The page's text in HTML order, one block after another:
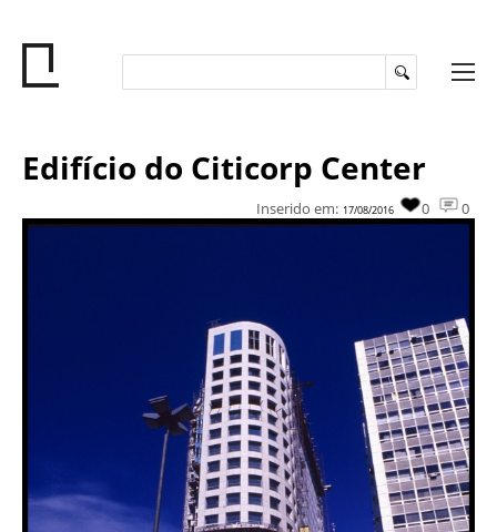
Edifício do Citicorp Center
0
0
Inserido em: 17/08/2016